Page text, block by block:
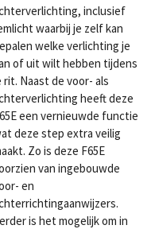
inclusief
waarbij je zelf kan
welke verlichting je
of uit wilt hebben tijdens
rit. Naast de voor- als
heeft deze
een vernieuwde functie
deze step extra veilig
Zo is deze F65E
van ingebouwde
en
is het mogelijk om in